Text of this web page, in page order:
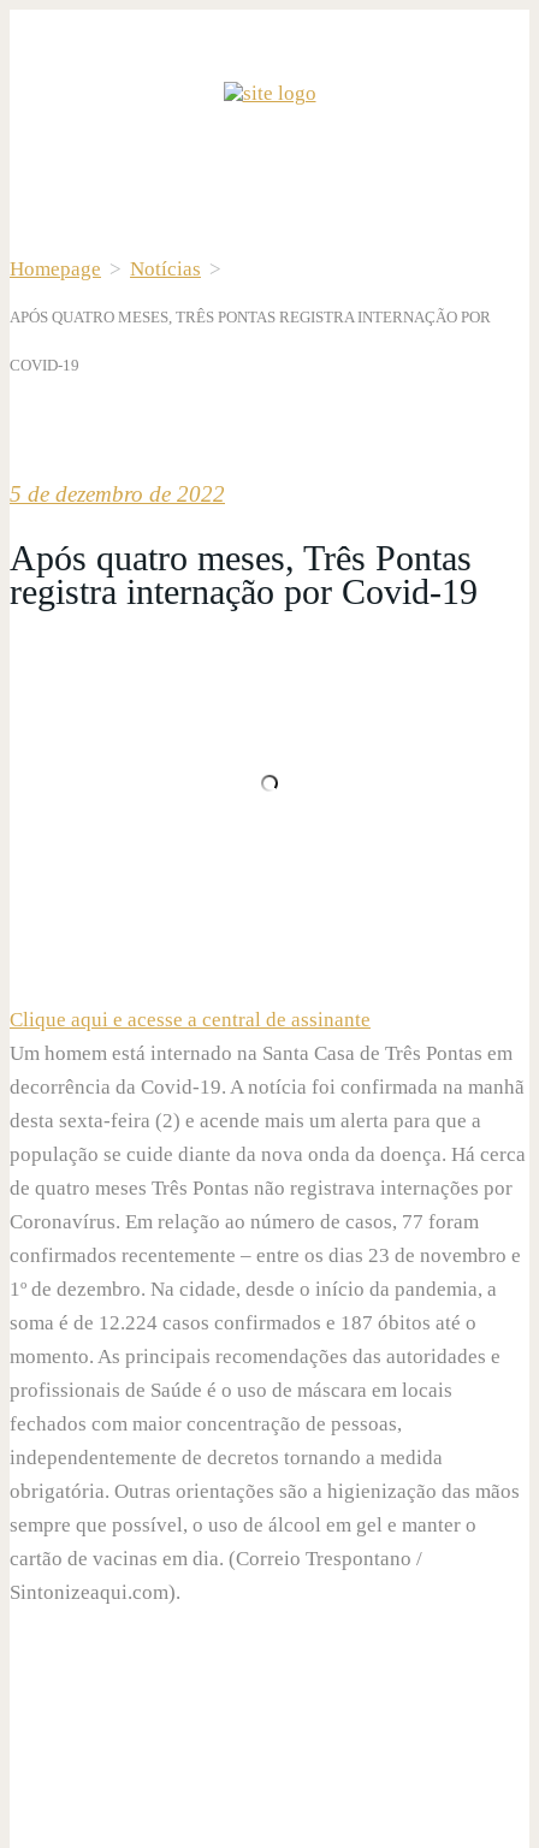
Homepage > Notícias >
APÓS QUATRO MESES, TRÊS PONTAS REGISTRA INTERNAÇÃO POR
COVID-19
5 de dezembro de 2022
Após quatro meses, Três Pontas
registra internação por Covid-19
Clique aqui e acesse a central de assinante
Um homem está internado na Santa Casa de Três Pontas em
decorrência da Covid-19. A notícia foi confirmada na manhã
desta sexta-feira (2) e acende mais um alerta para que a
população se cuide diante da nova onda da doença. Há cerca
de quatro meses Três Pontas não registrava internações por
Coronavírus. Em relação ao número de casos, 77 foram
confirmados recentemente – entre os dias 23 de novembro e
1º de dezembro. Na cidade, desde o início da pandemia, a
soma é de 12.224 casos confirmados e 187 óbitos até o
momento. As principais recomendações das autoridades e
profissionais de Saúde é o uso de máscara em locais
fechados com maior concentração de pessoas,
independentemente de decretos tornando a medida
obrigatória. Outras orientações são a higienização das mãos
sempre que possível, o uso de álcool em gel e manter o
cartão de vacinas em dia. (Correio Trespontano /
Sintonizeaqui.com).